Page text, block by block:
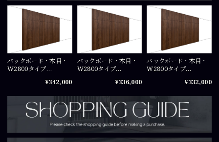
バックボード・木目・
W2800タイプ
×H2450（mm）COS-
¥342,000
バックボード・木目・
W2800タイプ
×H2350（mm）COS-
¥336,000
バックボード・木目・
W2800タイプ
×H2300（mm）COS-
¥332,000